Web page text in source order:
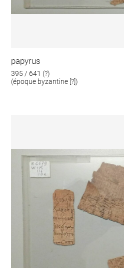
papyrus
395 / 641 (?)
(époque byzantine [?])